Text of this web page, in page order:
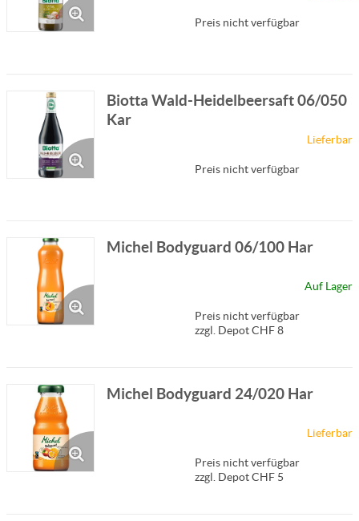
Preis nicht verfügbar
Biotta Wald-Heidelbeersaft 06/050
Kar
Lieferbar
Preis nicht verfügbar
Michel Bodyguard 06/100 Har
Auf Lager
Preis nicht verfügbar
zzgl. Depot CHF 8
Michel Bodyguard 24/020 Har
Lieferbar
Preis nicht verfügbar
zzgl. Depot CHF 5